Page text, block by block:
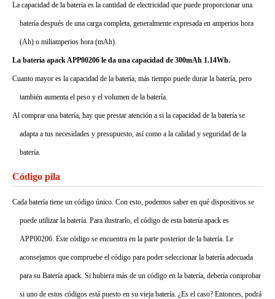
La capacidad de la batería es la cantidad de electricidad que puede proporcionar una
batería después de una carga completa, generalmente expresada en amperios hora
(Ah) o miliamperios hora (mAh).
La batería apack APP00206 le da una capacidad de 300mAh 1.14Wh.
Cuanto mayor es la capacidad de la batería, más tiempo puede durar la batería, pero
también aumenta el peso y el volumen de la batería.
Al comprar una batería, hay que prestar atención a si la capacidad de la batería se
adapta a tus necesidades y presupuesto, así como a la calidad y seguridad de la
batería.
Código pila
Cada batería tiene un código único. Con esto, podemos saber en qué dispositivos se
puede utilizar la batería. Para ilustrarlo, el código de esta batería apack es
APP00206. Este código se encuentra en la parte posterior de la batería. Le
aconsejamos que compruebe el código para poder seleccionar la batería adecuada
para su Batería apack. Si hubiera más de un código en la batería, debería comprobar
si uno de estos códigos está puesto en su vieja batería. ¿Es el caso? Entonces, podrá